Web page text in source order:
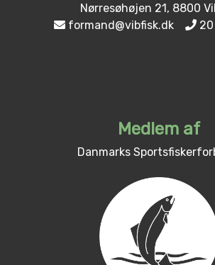
Nørresøhøjen 21, 8800
formand@vibfisk.dk
Medlem af
Danmarks